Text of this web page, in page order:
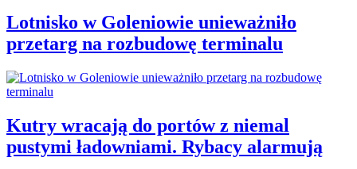
Lotnisko w Goleniowie unieważniło
przetarg na rozbudowę terminalu
Kutry wracają do portów z niemal
pustymi ładowniami. Rybacy alarmują